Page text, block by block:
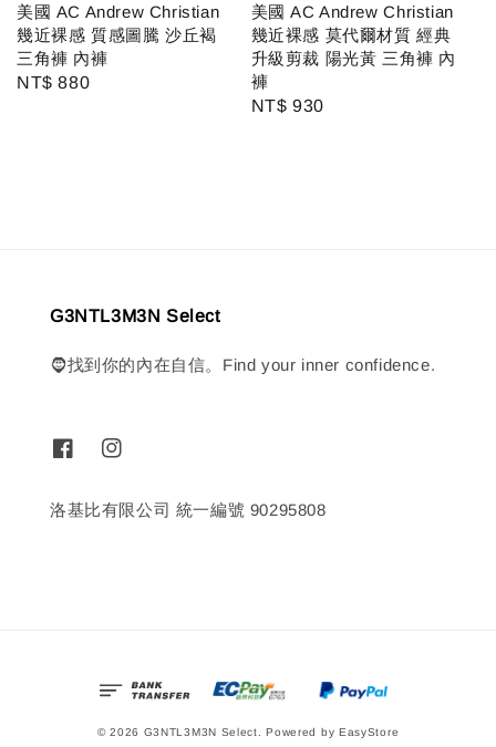
美國 AC Andrew Christian
幾近裸感 質感圖騰 沙丘褐
三角褲 內褲
Regular
NT$ 880
美國 AC Andrew Christian
幾近裸感 莫代爾材質 經典
升級剪裁 陽光黃 三角褲 內
褲
Regular
NT$ 930
G3NTL3M3N Select
🧔找到你的內在自信。Find your inner confidence.
洛基比有限公司 統一編號 90295808
© 2026 G3NTL3M3N Select. Powered by EasyStore